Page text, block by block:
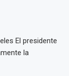
El presidente
la